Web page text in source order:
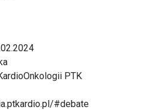
PTK
#debate